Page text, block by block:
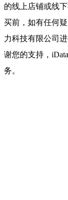
的线上店铺或线
买前，如有任何
力科技有限公司
谢您的支持，
务。